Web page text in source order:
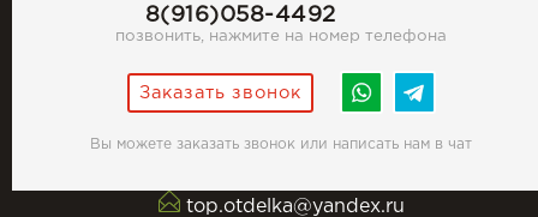
8(916)058-4492
позвонить, нажмите на номер телефона
Заказать звонок
Вы можете заказать звонок или написать нам в чат
top.otdelka@yandex.ru